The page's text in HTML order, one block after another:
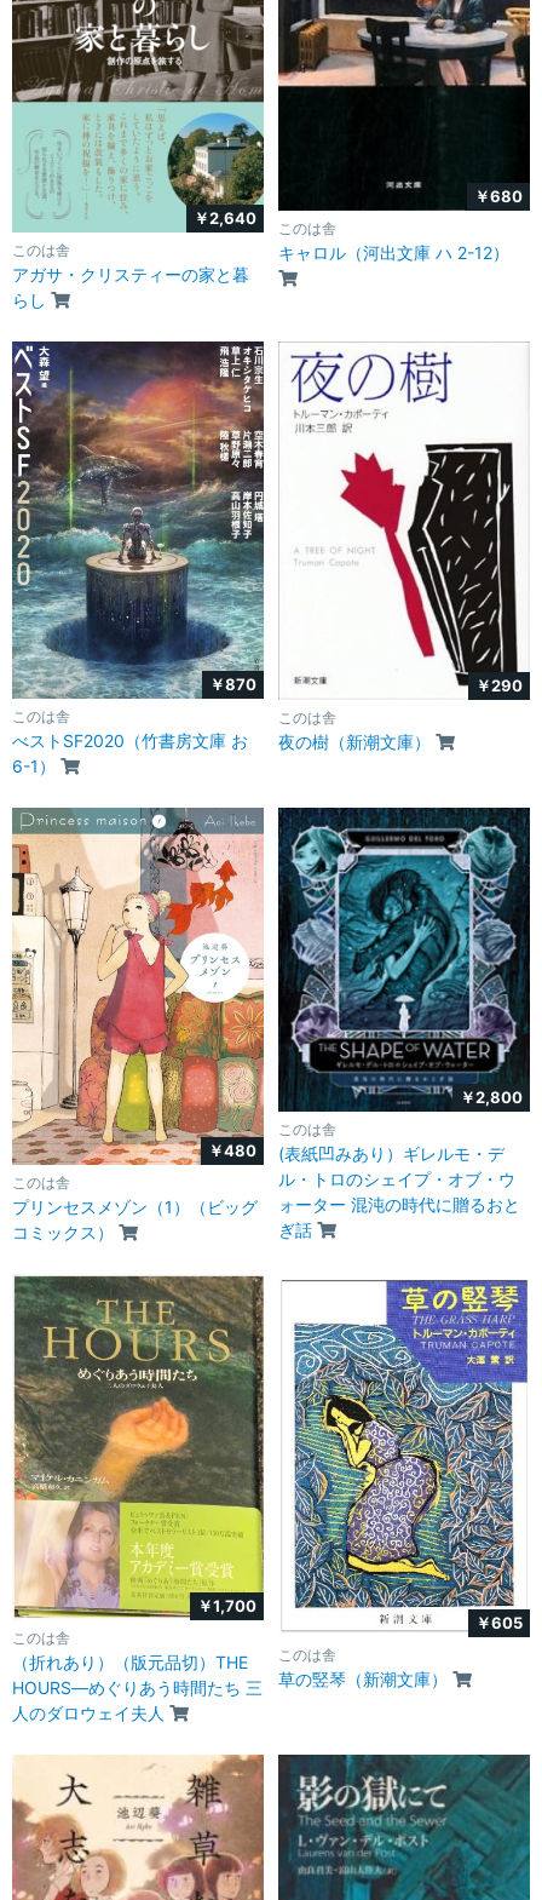
￥2,640
このは舎
アガサ・クリスティーの家と暮
らし
￥680
このは舎
キャロル（河出文庫 ハ 2-12）
￥870
このは舎
べストSF2020（竹書房文庫 お
6-1）
￥290
このは舎
夜の樹（新潮文庫）
￥480
このは舎
プリンセスメゾン（1）（ビッグ
コミックス）
￥2,800
このは舎
(表紙凹みあり）ギレルモ・デ
ル・トロのシェイプ・オブ・ウ
ォーター 混沌の時代に贈るおと
ぎ話
￥1,700
このは舎
（折れあり）（版元品切）THE
HOURS―めぐりあう時間たち 三
人のダロウェイ夫人
￥605
このは舎
草の竪琴（新潮文庫）